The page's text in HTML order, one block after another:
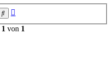
Suche
1 von 1